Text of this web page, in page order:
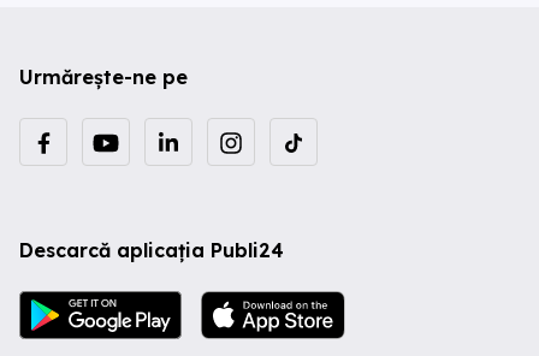
Urmărește-ne pe
Descarcă aplicația Publi24